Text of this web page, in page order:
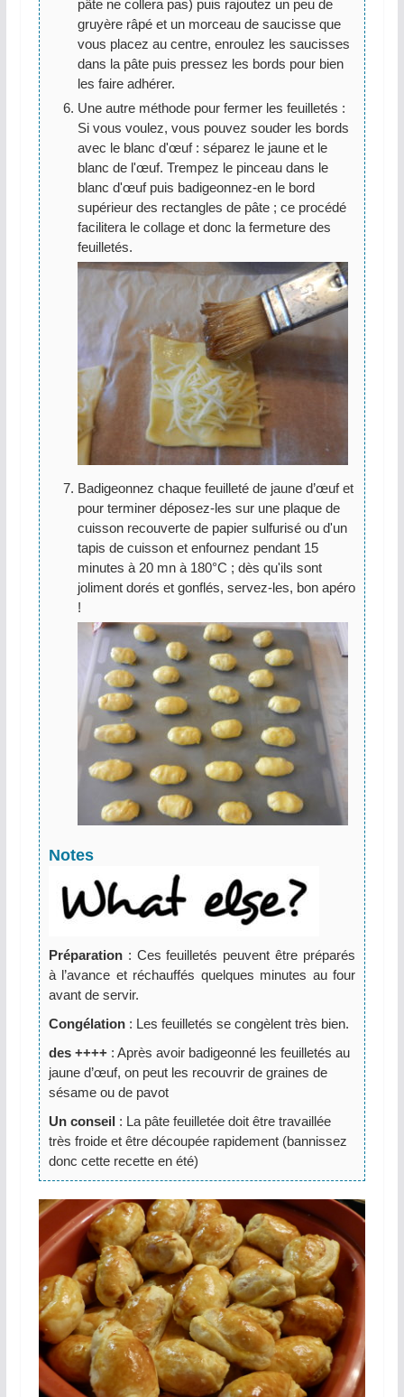
pâte ne collera pas) puis rajoutez un peu de
gruyère râpé et un morceau de saucisse que
vous placez au centre, enroulez les saucisses
dans la pâte puis pressez les bords pour bien
les faire adhérer.
Une autre méthode pour fermer les feuilletés :
Si vous voulez, vous pouvez souder les bords
avec le blanc d'œuf : séparez le jaune et le
blanc de l'œuf. Trempez le pinceau dans le
blanc d'œuf puis badigeonnez-en le bord
supérieur des rectangles de pâte ; ce procédé
facilitera le collage et donc la fermeture des
feuilletés.
Badigeonnez chaque feuilleté de jaune d’œuf et
pour terminer déposez-les sur une plaque de
cuisson recouverte de papier sulfurisé ou d'un
tapis de cuisson et enfournez pendant 15
minutes à 20 mn à 180°C ; dès qu'ils sont
joliment dorés et gonflés, servez-les, bon apéro
!
Notes
Préparation: Ces feuilletés peuvent être préparés
à l’avance et réchauffés quelques minutes au four
avant de servir.
Congélation: Les feuilletés se congèlent très bien.
des ++++: Après avoir badigeonné les feuilletés au
jaune d’œuf, on peut les recouvrir de graines de
sésame ou de pavot
Un conseil : La pâte feuilletée doit être travaillée
très froide et être découpée rapidement (bannissez
donc cette recette en été)